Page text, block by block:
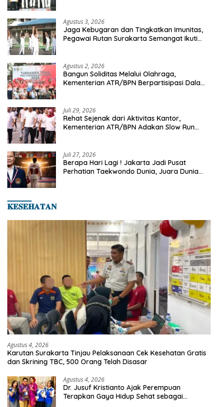
Agustus 3, 2026
Jaga Kebugaran dan Tingkatkan Imunitas,
Pegawai Rutan Surakarta Semangat Ikuti
Agustus 2, 2026
Bangun Soliditas Melalui Olahraga,
Kementerian ATR/BPN Berpartisipasi Dalam
Juli 29, 2026
Rehat Sejenak dari Aktivitas Kantor,
Kementerian ATR/BPN Adakan Slow Run
Juli 27, 2026
Berapa Hari Lagi ! Jakarta Jadi Pusat
Perhatian Taekwondo Dunia, Juara Dunia
𝐊𝐄𝐒𝐄𝐇𝐀𝐓𝐀𝐍
Agustus 4, 2026
Karutan Surakarta Tinjau Pelaksanaan Cek Kesehatan Gratis
dan Skrining TBC, 500 Orang Telah Disasar
Agustus 4, 2026
Dr. Jusuf Kristianto Ajak Perempuan
Terapkan Gaya Hidup Sehat sebagai